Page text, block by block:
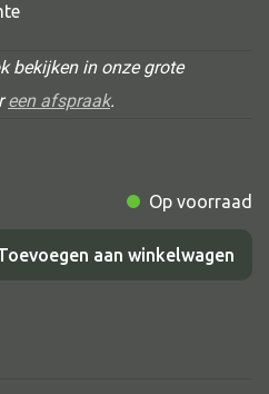
bekijken in onze grote
een afspraak.
Op voorraad
aan winkelwagen